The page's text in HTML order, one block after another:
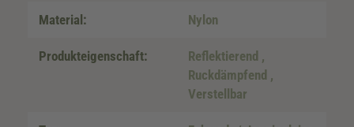
Material: Nylon
Produkteigenschaft: Reflektierend ,
Ruckdämpfend ,
Verstellbar